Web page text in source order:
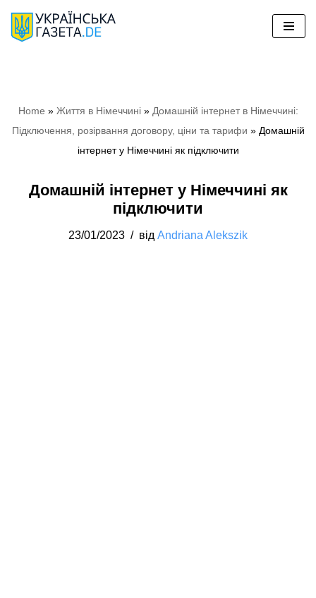
Перейти
Home » Життя в Німеччині» Домашній інтернет в Німеччині:
Підключення, розірвання договору, ціни та тарифи » Домашній
інтернет у Німеччині як підключити
Домашній інтернет у Німеччині як
підключити
23/01/2023 від Andriana Alekszik